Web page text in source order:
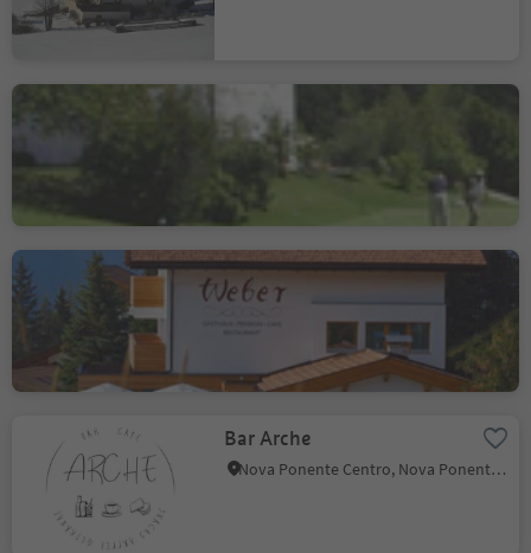
Golf Club Monte S. Pietro
Albergo Weber
Bar Arche
Nova Ponente Centro, Nova Ponente, Regione dolomitica Val d'Ega